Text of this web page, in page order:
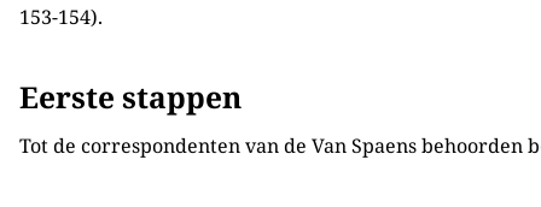
153-154).
Eerste stappen
Tot de correspondenten van de Van Spaens